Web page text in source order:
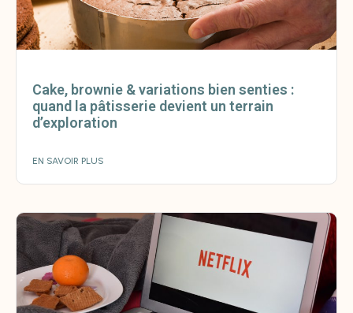
Cake, brownie & variations bien senties :
quand la pâtisserie devient un terrain
d’exploration
EN SAVOIR PLUS